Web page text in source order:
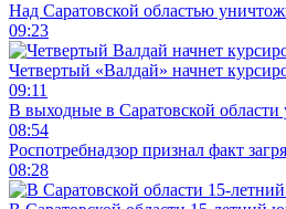
Над Саратовской областью
09:23
Четвертый «Валдай» начнет
09:11
В выходные в Саратовской области
08:54
Роспотребнадзор признал факт
08:28